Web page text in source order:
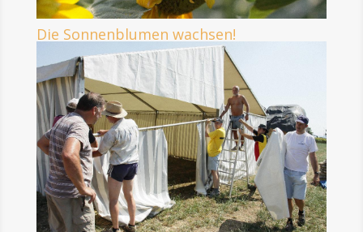
Die Sonnenblumen wachsen!